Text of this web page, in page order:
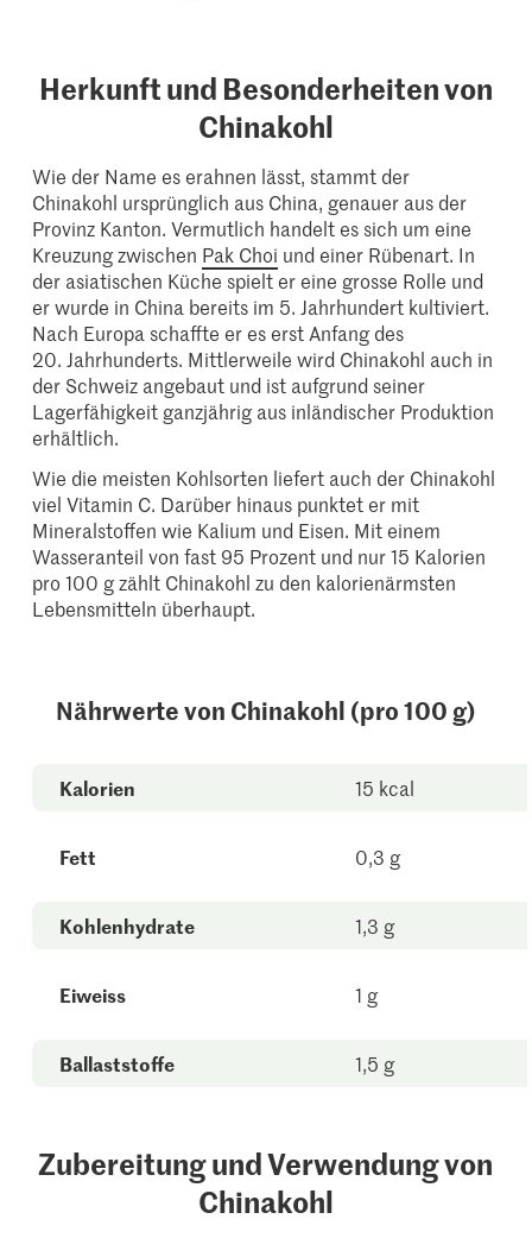
Herkunft und Besonderheiten von
Chinakohl
Wie der Name es erahnen lässt, stammt der
Chinakohl ursprünglich aus China, genauer aus der
Provinz Kanton. Vermutlich handelt es sich um eine
Kreuzung zwischen Pak Choi und einer Rübenart. In
der asiatischen Küche spielt er eine grosse Rolle und
er wurde in China bereits im 5. Jahrhundert kultiviert.
Nach Europa schaffte er es erst Anfang des
20. Jahrhunderts. Mittlerweile wird Chinakohl auch in
der Schweiz angebaut und ist aufgrund seiner
Lagerfähigkeit ganzjährig aus inländischer Produktion
erhältlich.
Wie die meisten Kohlsorten liefert auch der Chinakohl
viel Vitamin C. Darüber hinaus punktet er mit
Mineralstoffen wie Kalium und Eisen. Mit einem
Wasseranteil von fast 95 Prozent und nur 15 Kalorien
pro 100 g zählt Chinakohl zu den kalorienärmsten
Lebensmitteln überhaupt.
Nährwerte von Chinakohl (pro 100 g)
Kalorien 15 kcal
Fett 0,3 g
Kohlenhydrate 1,3 g
Eiweiss 1 g
Ballaststoffe 1,5 g
Zubereitung und Verwendung von
Chinakohl